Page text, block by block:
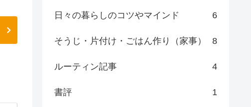
日々の暮らしのコツやマインド 6
そうじ・片付け・ごはん作り（家事） 8
ルーティン記事 4
書評 1